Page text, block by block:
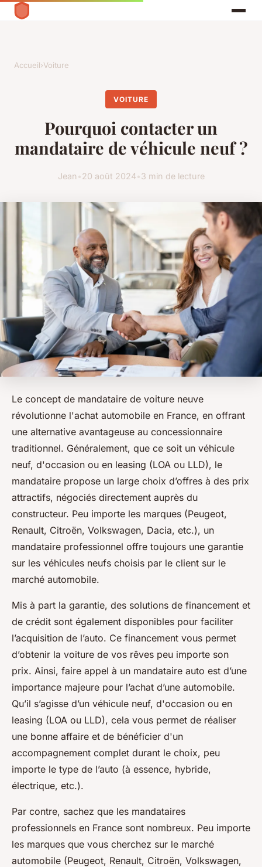
Accueil›Voiture
VOITURE
Pourquoi contacter un
mandataire de véhicule neuf ?
Jean •20 août 2024•3 min de lecture
Le concept de mandataire de voiture neuve
révolutionne l'achat automobile en France, en offrant
une alternative avantageuse au concessionnaire
traditionnel. Généralement, que ce soit un véhicule
neuf, d'occasion ou en leasing (LOA ou LLD), le
mandataire propose un large choix d’offres à des prix
attractifs, négociés directement auprès du
constructeur. Peu importe les marques (Peugeot,
Renault, Citroën, Volkswagen, Dacia, etc.), un
mandataire professionnel offre toujours une garantie
sur les véhicules neufs choisis par le client sur le
marché automobile.
Mis à part la garantie, des solutions de financement et
de crédit sont également disponibles pour faciliter
l’acquisition de l’auto. Ce financement vous permet
d’obtenir la voiture de vos rêves peu importe son
prix. Ainsi, faire appel à un mandataire auto est d’une
importance majeure pour l’achat d’une automobile.
Qu’il s’agisse d’un véhicule neuf, d'occasion ou en
leasing (LOA ou LLD), cela vous permet de réaliser
une bonne affaire et de bénéficier d'un
accompagnement complet durant le choix, peu
importe le type de l’auto (à essence, hybride,
électrique, etc.).
Par contre, sachez que les mandataires
professionnels en France sont nombreux. Peu importe
les marques que vous cherchez sur le marché
automobile (Peugeot, Renault, Citroën, Volkswagen,